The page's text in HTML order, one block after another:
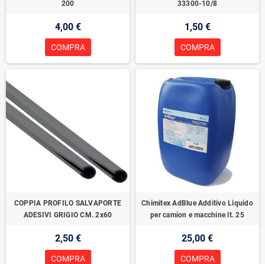
200
4,00 €
COMPRA
33300-10/8
1,50 €
COMPRA
COPPIA PROFILO SALVAPORTE
ADESIVI GRIGIO CM. 2x60
2,50 €
COMPRA
Chimitex AdBlue Additivo Liquido
per camion e macchine lt. 25
25,00 €
COMPRA